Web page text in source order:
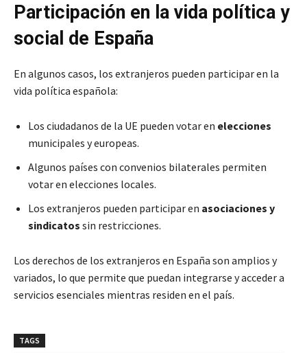
Participación en la vida política y
social de España
En algunos casos, los extranjeros pueden participar en la
vida política española:
Los ciudadanos de la UE pueden votar en elecciones
municipales y europeas.
Algunos países con convenios bilaterales permiten
votar en elecciones locales.
Los extranjeros pueden participar en asociaciones y
sindicatos sin restricciones.
Los derechos de los extranjeros en España son amplios y
variados, lo que permite que puedan integrarse y acceder a
servicios esenciales mientras residen en el país.
TAGS